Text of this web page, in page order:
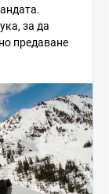
за да
предаване